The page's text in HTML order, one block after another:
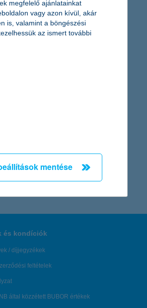
és kondíciók
/ díjjegyzékek
feltételek
által közzétett BUBOR értékek
megfelelő ajánlatainkat
vagy azon kívül, akár
is, valamint a böngészési
az ismert további
mentése